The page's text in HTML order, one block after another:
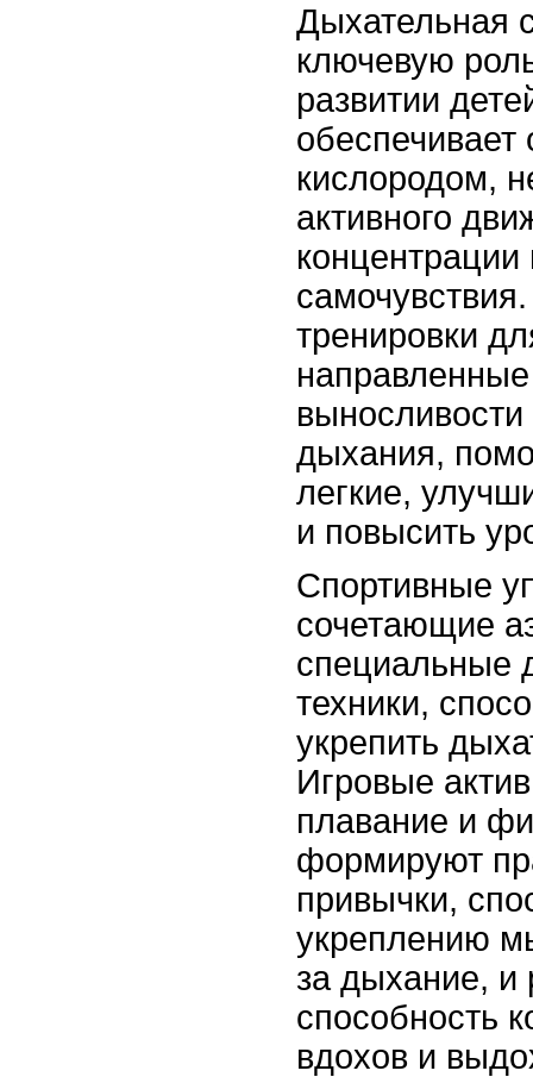
Дыхательная
ключевую
развитии
обеспечивает
кислородом,
активного
тренировки
выносливости
дыхания,
легкие,
и повысить
Спортивные
сочетающие
специальные
техники,
укрепить
Игровые
плавание и
формируют
привычки,
укреплению
за дыхание, и
способность
вдохов и